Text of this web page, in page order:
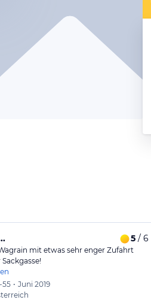
5/ 6
mit etwas sehr enger Zufahrt
55 • Juni 2019